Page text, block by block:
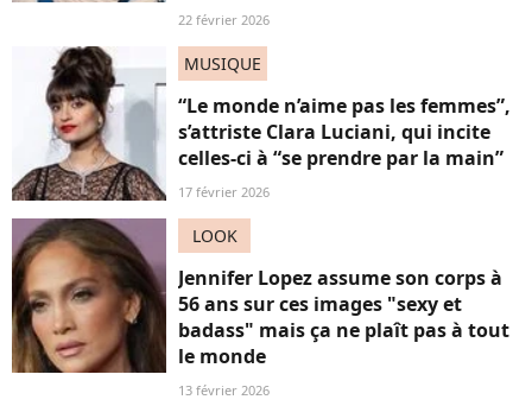
22 février 2026
MUSIQUE
“Le monde n’aime pas les femmes”,
s’attriste Clara Luciani, qui incite
celles-ci à “se prendre par la main”
17 février 2026
LOOK
Jennifer Lopez assume son corps à
56 ans sur ces images "sexy et
badass" mais ça ne plaît pas à tout
le monde
13 février 2026